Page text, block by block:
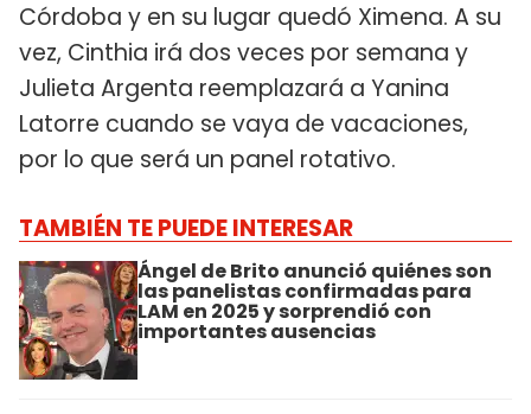
Córdoba y en su lugar quedó Ximena. A su
vez, Cinthia irá dos veces por semana y
Julieta Argenta reemplazará a Yanina
Latorre cuando se vaya de vacaciones,
por lo que será un panel rotativo.
TAMBIÉN TE PUEDE INTERESAR
Ángel de Brito anunció quiénes son
las panelistas confirmadas para
LAM en 2025 y sorprendió con
importantes ausencias